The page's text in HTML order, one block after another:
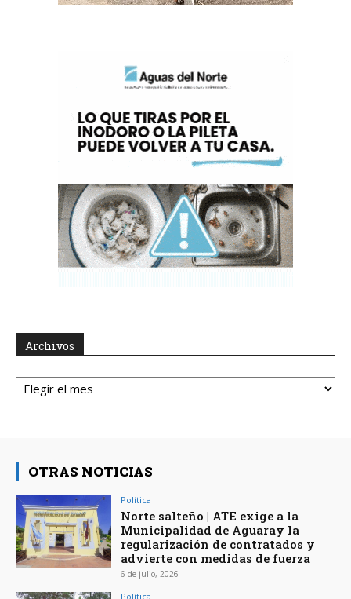
Archivos
Archivos
OTRAS NOTICIAS
Política
Norte salteño | ATE exige a la
Municipalidad de Aguaray la
regularización de contratados y
advierte con medidas de fuerza
6 de julio, 2026
Política